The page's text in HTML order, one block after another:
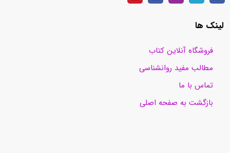
لینک ها
فروشگاه آنلاین کتاب
مطالب مفید روانشناسی
تماس با ما
بازگشت به صفحه اصلی